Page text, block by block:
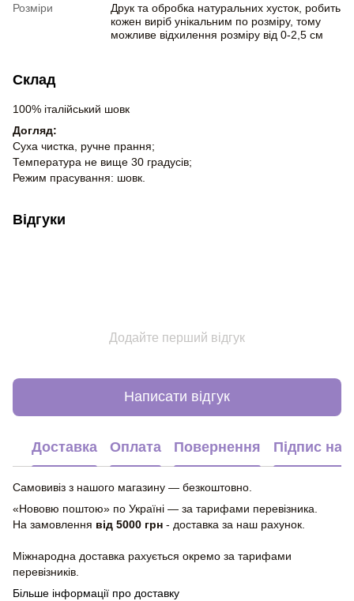
Розміри
Друк та обробка натуральних хусток, робить
кожен виріб унікальним по розміру, тому
можливе відхилення розміру від 0-2,5 см
Склад
100% італійський шовк
Догляд:
Суха чистка, ручне прання;
Температура не вище 30 градусів;
Режим прасування: шовк.
Відгуки
Додайте перший відгук
Написати відгук
Доставка Оплата Повернення Підпис на
Самовивіз з нашого магазину — безкоштовно.
«Нововю поштою» по Україні — за тарифами перевізника.
На замовлення від 5000 грн - доставка за наш рахунок.
Міжнародна доставка рахується окремо за тарифами
перевізників.
Більше інформації про доставку